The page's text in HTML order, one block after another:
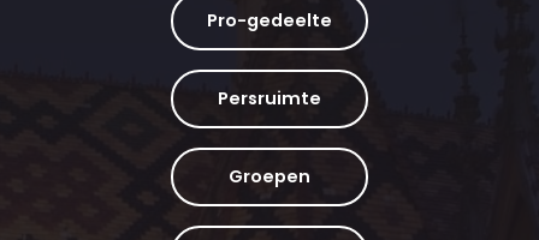
Pro-gedeelte
Persruimte
Groepen